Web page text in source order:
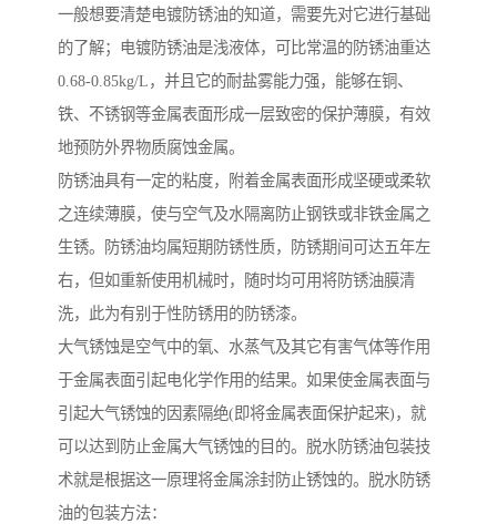
一般想要清楚电镀防锈油的知道，需要先对它进行基础
的了解；电镀防锈油是浅液体，可比常温的防锈油重达
0.68-0.85kg/L，并且它的耐盐雾能力强，能够在铜、
铁、不锈钢等金属表面形成一层致密的保护薄膜，有效
地预防外界物质腐蚀金属。
防锈油具有一定的粘度，附着金属表面形成坚硬或柔软
之连续薄膜，使与空气及水隔离防止钢铁或非铁金属之
生锈。防锈油均属短期防锈性质，防锈期间可达五年左
右，但如重新使用机械时，随时均可用将防锈油膜清
洗，此为有别于性防锈用的防锈漆。
大气锈蚀是空气中的氧、水蒸气及其它有害气体等作用
于金属表面引起电化学作用的结果。如果使金属表面与
引起大气锈蚀的因素隔绝(即将金属表面保护起来)，就
可以达到防止金属大气锈蚀的目的。脱水防锈油包装技
术就是根据这一原理将金属涂封防止锈蚀的。脱水防锈
油的包装方法：